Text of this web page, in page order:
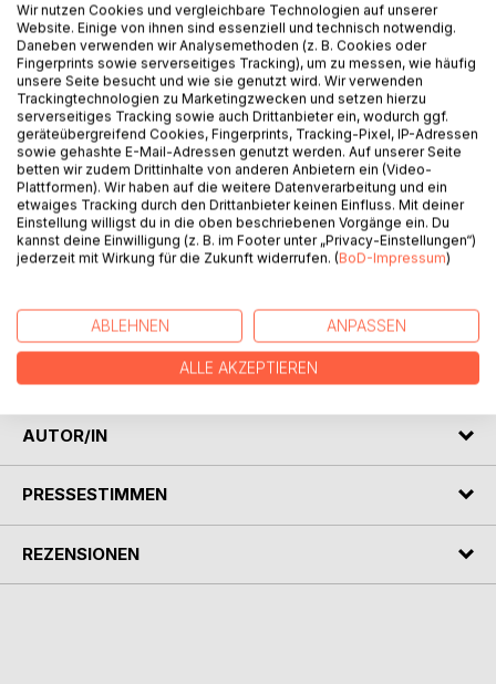
Uralte Briefe,
ein mystischer Wald
und eine verschollene Frau.
Welches Geheimnis verbirgt sich dahinter?
Eine Dame, die mit Bäumen redet, ein Herr, der völlig in
seinem Leid vergeht, und ein Rentnerehepaar; ihre
Schicksale treffen im Café am Meer zusammen. Henriette
und ihr Gemahl, Edgar, kuren jedes Jahr an der Ostsee. Ihr
größtes Vergnügen besteht darin, die Eigenarten der
im nahen Gespensterwald ums Leben gekommen sein soll,
weitere Ablenkung. Sie ahnen nicht, in welche Geschichte
dieser Mythos sie verstrickt.
AUTOR/IN
PRESSESTIMMEN
REZENSIONEN
Wir nutzen Cookies und vergleichbare Technologien auf unserer
Website. Einige von ihnen sind essenziell und technisch notwendig.
Daneben verwenden wir Analysemethoden (z. B. Cookies oder
Fingerprints sowie serverseitiges Tracking), um zu messen, wie häufig
unsere Seite besucht und wie sie genutzt wird. Wir verwenden
Trackingtechnologien zu Marketingzwecken und setzen hierzu
serverseitiges Tracking sowie auch Drittanbieter ein, wodurch ggf.
geräteübergreifend Cookies, Fingerprints, Tracking-Pixel, IP-Adressen
sowie gehashte E-Mail-Adressen genutzt werden. Auf unserer Seite
betten wir zudem Drittinhalte von anderen Anbietern ein (Video-
Plattformen). Wir haben auf die weitere Datenverarbeitung und ein
etwaiges Tracking durch den Drittanbieter keinen Einfluss. Mit deiner
Einstellung willigst du in die oben beschriebenen Vorgänge ein. Du
kannst deine Einwilligung (z. B. im Footer unter „Privacy-Einstellungen“)
jederzeit mit Wirkung für die Zukunft widerrufen. (BoD-Impressum)
ABLEHNEN ANPASSEN
ALLE AKZEPTIEREN